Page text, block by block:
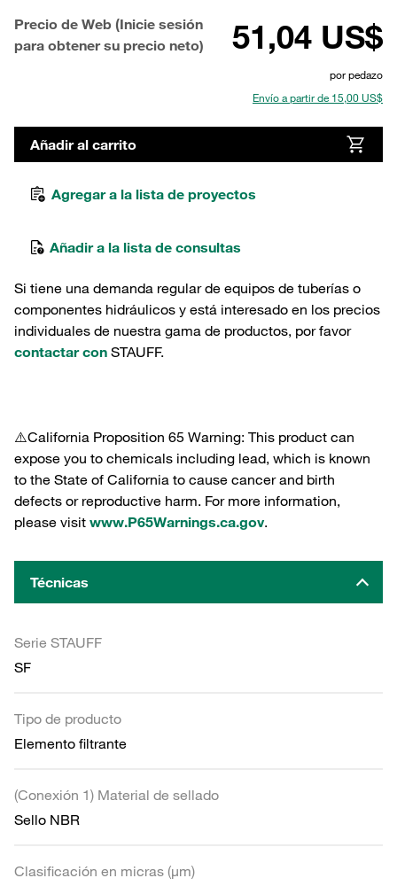
Precio de Web (Inicie sesión
para obtener su precio neto)
51,04 US$
por pedazo
Envío a partir de 15,00 US$
Añadir al carrito
Agregar a la lista de proyectos
Añadir a la lista de consultas
Si tiene una demanda regular de equipos de tuberías o
componentes hidráulicos y está interesado en los precios
individuales de nuestra gama de productos, por favor
contactar con STAUFF.
⚠️California Proposition 65 Warning: This product can
expose you to chemicals including lead, which is known
to the State of California to cause cancer and birth
defects or reproductive harm. For more information,
please visit www.P65Warnings.ca.gov.
Técnicas
Serie STAUFF
SF
Tipo de producto
Elemento filtrante
(Conexión 1) Material de sellado
Sello NBR
Clasificación en micras (µm)